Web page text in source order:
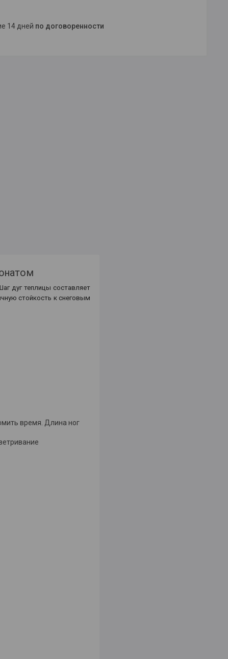
14 дней по договоренности
дуг теплицы составляет
стойкость к снеговым
время. Длина ног